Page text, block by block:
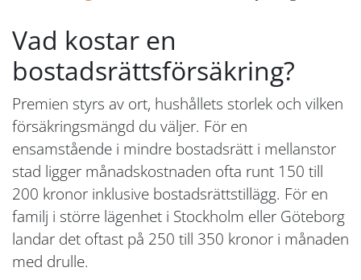
Vad kostar en
bostadsrättsförsäkring?
Premien styrs av ort, hushållets storlek och vilken
försäkringsmängd du väljer. För en
ensamstående i mindre bostadsrätt i mellanstor
stad ligger månadskostnaden ofta runt 150 till
200 kronor inklusive bostadsrättstillägg. För en
familj i större lägenhet i Stockholm eller Göteborg
landar det oftast på 250 till 350 kronor i månaden
med drulle.